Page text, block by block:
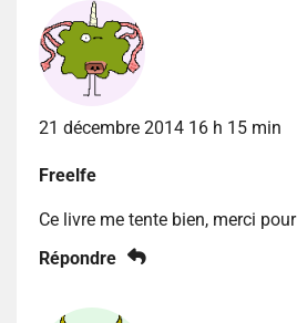
21 décembre 2014 16 h 15 min
Freelfe
Ce livre me tente bien, merci
Répondre